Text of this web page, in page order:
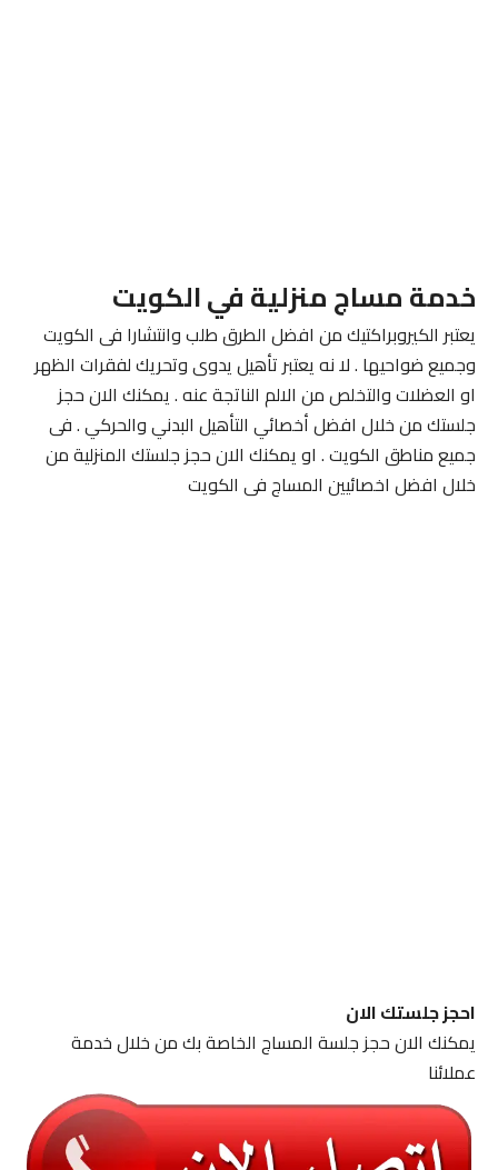
خدمة مساج منزلية في الكويت
يعتبر الكيروبراكتيك من افضل الطرق طلب وانتشارا فى الكويت
وجميع ضواحيها . لا نه يعتبر تأهيل يدوى وتحريك لفقرات الظهر
او العضلات والتخلص من الالم الناتجة عنه . يمكنك الان حجز
جلستك من خلال افضل أخصائي التأهيل البدني والحركي . فى
جميع مناطق الكويت . او يمكنك الان حجز جلستك المنزلية من
خلال افضل اخصائيين المساج فى الكويت
احجز جلستك الان
يمكنك الان حجز جلسة المساج الخاصة بك من خلال خدمة
عملائنا